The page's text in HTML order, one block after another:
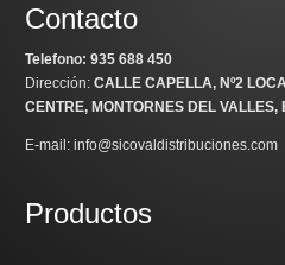
Contacto
Telefono: 935 688 450
Dirección:CALLE CAPELLA, Nº2
CENTRE, MONTORNES DEL
E-mail: info@sicovaldistribuciones.com
Productos